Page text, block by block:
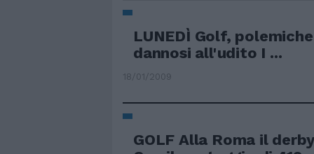
LUNEDÌ Golf,
dannosi all'udito I ...
18/01/2009
GOLF Alla Roma il